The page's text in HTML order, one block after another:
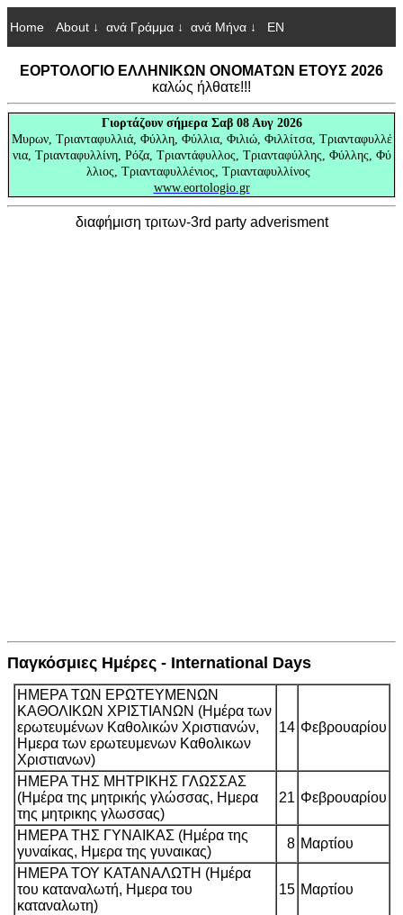
Home About ↓ ανά Γράμμα ↓ ανά Μήνα ↓ EN
ΕΟΡΤΟΛΟΓΙΟ ΕΛΛΗΝΙΚΩΝ ΟΝΟΜΑΤΩΝ ΕΤΟΥΣ 2026
καλώς ήλθατε!!!
Γιορτάζουν σήμερα Σαβ 08 Αυγ 2026
Μυρων, Τριανταφυλλιά, Φύλλη, Φύλλια, Φιλιώ, Φιλλίτσα, Τριανταφυλλέ
νια, Τριανταφυλλίνη, Ρόζα, Τριαντάφυλλος, Τριανταφύλλης, Φύλλης, Φύ
λλιος, Τριανταφυλλένιος, Τριανταφυλλίνος
www.eortologio.gr
διαφήμιση τριτων-3rd party adverisment
Παγκόσμιες Ημέρες - International Days
ΗΜΕΡΑ ΤΩΝ ΕΡΩΤΕΥΜΕΝΩΝ
ΚΑΘΟΛΙΚΩΝ ΧΡΙΣΤΙΑΝΩΝ (Ημέρα των
ερωτευμένων Καθολικών Χριστιανών,
Ημερα των ερωτευμενων Καθολικων
Χριστιανων)
14 Φεβρουαρίου
ΗΜΕΡΑ ΤΗΣ ΜΗΤΡΙΚΗΣ ΓΛΩΣΣΑΣ
(Ημέρα της μητρικής γλώσσας, Ημερα
της μητρικης γλωσσας)
21 Φεβρουαρίου
ΗΜΕΡΑ ΤΗΣ ΓΥΝΑΙΚΑΣ (Ημέρα της
γυναίκας, Ημερα της γυναικας)
8 Μαρτίου
ΗΜΕΡΑ ΤΟΥ ΚΑΤΑΝΑΛΩΤΗ (Ημέρα
του καταναλωτή, Ημερα του
καταναλωτη)
15 Μαρτίου